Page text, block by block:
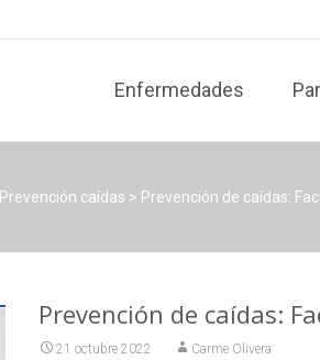
content
Enfermedades
Prevención caídas > Prevención de caídas:
Prevención de caídas:
21 octubre 2022 Carme Olivera